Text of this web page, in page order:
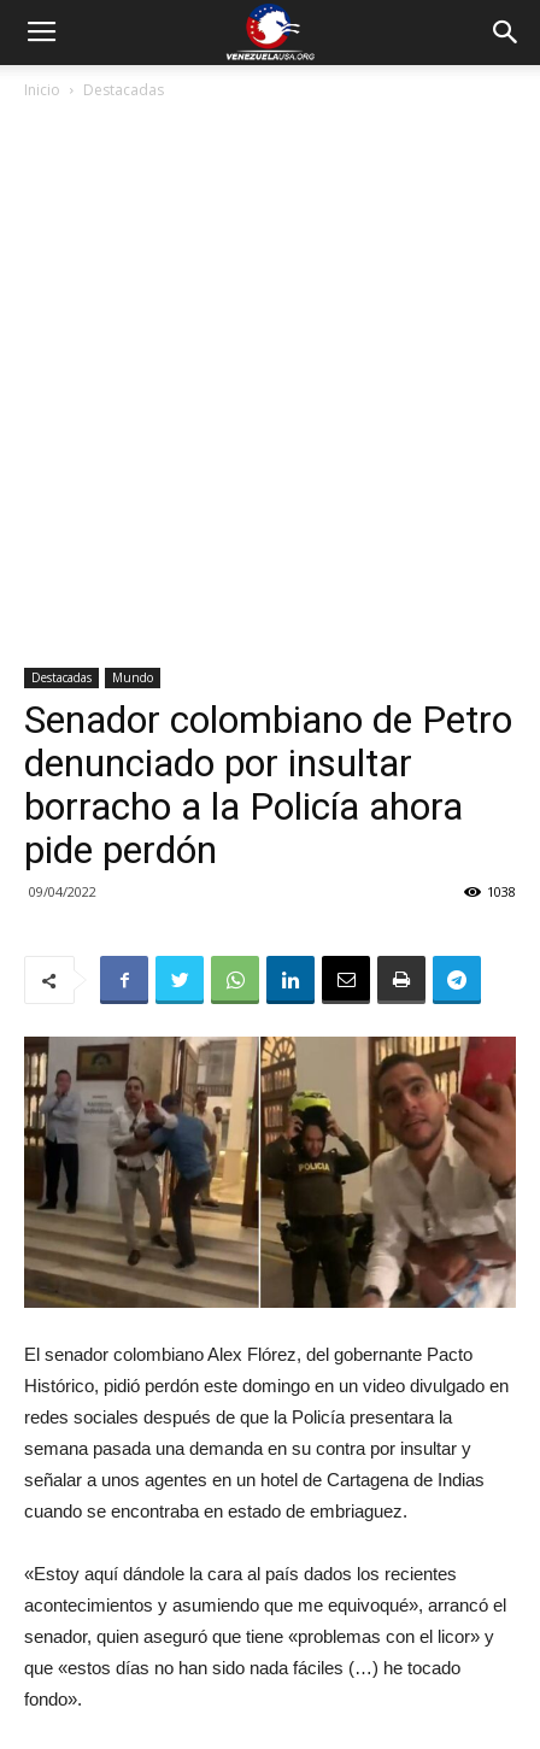
Inicio Destacadas
Destacadas Mundo
Senador colombiano de Petro
denunciado por insultar
borracho a la Policía ahora
pide perdón
09/04/2022 1038
El senador colombiano Alex Flórez, del gobernante Pacto
Histórico, pidió perdón este domingo en un video divulgado en
redes sociales después de que la Policía presentara la
semana pasada una demanda en su contra por insultar y
señalar a unos agentes en un hotel de Cartagena de Indias
cuando se encontraba en estado de embriaguez.
«Estoy aquí dándole la cara al país dados los recientes
acontecimientos y asumiendo que me equivoqué», arrancó el
senador, quien aseguró que tiene «problemas con el licor» y
que «estos días no han sido nada fáciles (…) he tocado
fondo».